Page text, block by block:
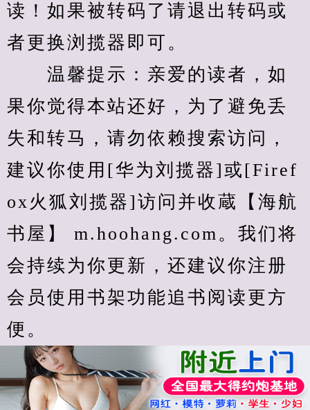
读！如果被转码了请退出转码或
者更换浏揽器即可。
温馨提示：亲爱的读者，如
果你觉得本站还好，为了避免丢
失和转马，请勿依赖搜索访问，
建议你使用[华为刘揽器]或[Firef
ox火狐刘揽器]访问并收蔵【海航
书屋】 m.hoohang.com。我们将
会持续为你更新，还建议你注册
会员使用书架功能追书阅读更方
便。